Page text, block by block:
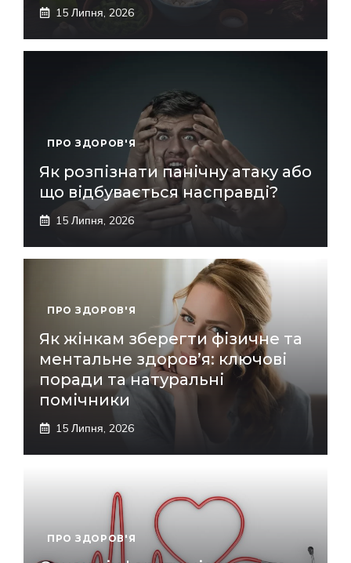
15 Липня, 2026
ПРО ЗДОРОВ'Я
Як розпізнати панічну атаку або
що відбувається насправді?
15 Липня, 2026
ПРО ЗДОРОВ'Я
Як жінкам зберегти фізичне та
ментальне здоров’я: ключові
поради та натуральні
помічники
15 Липня, 2026
ПРО ЗДОРОВ'Я